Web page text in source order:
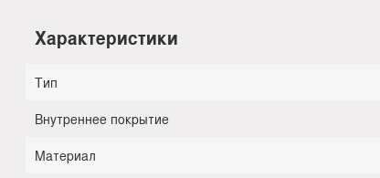
Характеристики
Тип
Внутреннее покрытие
Материал